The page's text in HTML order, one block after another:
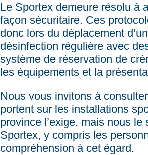
Le Sportex demeure résolu à
façon sécuritaire. Ces
donc lors du déplacement
désinfection régulière avec
système de réservation de
les équipements et la
Nous vous invitons à
portent sur les installations
province l’exige, mais nous
Sportex, y compris les
compréhension à cet égard.